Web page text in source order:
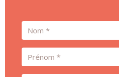
Nom
Prénom